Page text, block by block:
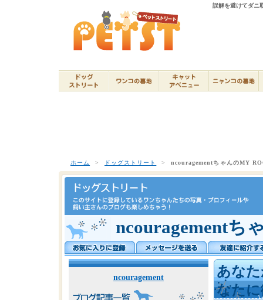
誤解を避けてダニ
ホーム > ドッグストリート > ncouragementちゃんのMY
ncouragementち
ncouragement
あな
なた